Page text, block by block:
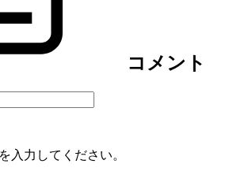
コメント
入力してください。